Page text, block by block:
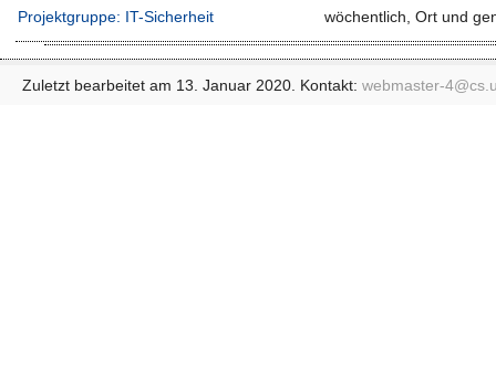
Projektgruppe: IT-Sicherheit
wöchentlich, Ort und
Zuletzt bearbeitet am 13. Januar 2020. Kontakt: webmaster-4@